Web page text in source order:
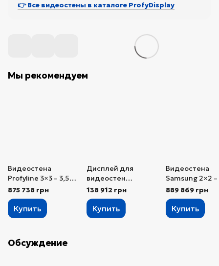
👉 Все видеостены в каталоге ProfyDisplay
Мы рекомендуем
Видеостена
Profyline 3×3 – 3,5
мм, 9×55″
875 738 грн
Купить
Дисплей для
видеостен
Samsung VM55B-U
138 912 грн
Купить
Видеостена
Samsung 2×2
мм, 4×55″
889 869 грн
Купить
Обсуждение